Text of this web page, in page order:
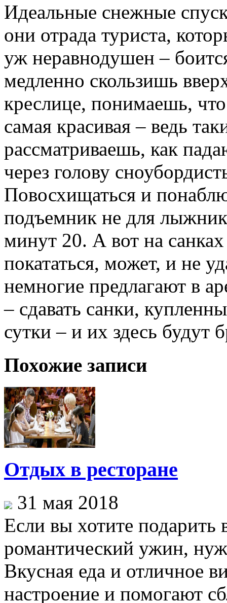
Идеальные снежные
они отрада туриста,
уж неравнодушен –
медленно скользишь
креслице, понимаешь,
самая красивая – ведь
рассматриваешь, как
через голову
Повосхищаться и
подъемник не для
минут 20. А вот на
покататься, может, и не
немногие предлагают в
– сдавать санки,
сутки – и их здесь будут
Похожие записи
Отдых в ресторане
31 мая 2018
Если вы хотите
романтический ужин,
Вкусная еда и отличное
настроение и помогают